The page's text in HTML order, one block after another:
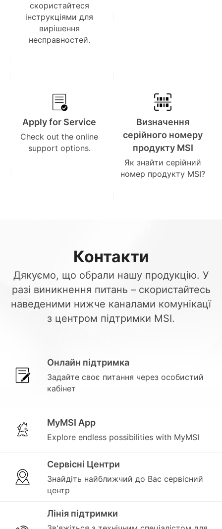
скористайтеся
інструкціями для
вирішення
несправностей.
Apply for Service
Check out the online
support options.
Визначення
серійного номеру
продукту MSI
Як знайти серійний
номер продукту MSI?
Контакти
Дякуємо, що обрали нашу продукцію. У
разі виникнення питань – скористайтесь
наведеними нижче каналами комунікацї
з центром підтримки MSI.
Онлайн підтримка
Задайте своє питання через особистий
кабінет
MyMSI App
Explore endless possibilities with MyMSI
Сервісні Центри
Знайдіть найближчий до Вас сервісний
центр
Лінія підтримки